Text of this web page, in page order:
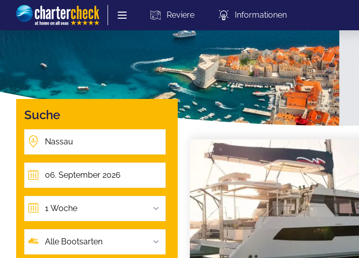
Chartercheck Reviere Informationen
Suche
1 Woche
Alle Bootsarten